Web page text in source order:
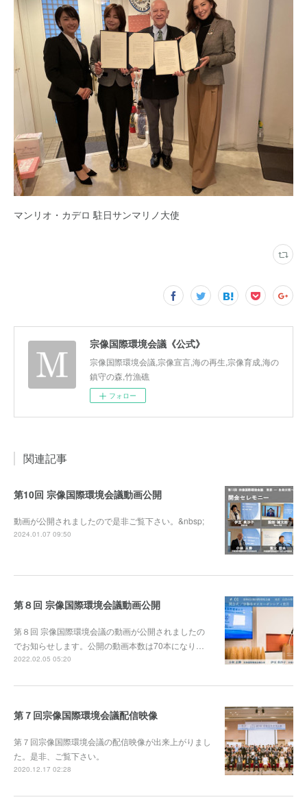
マンリオ・カデロ 駐日サンマリノ大使
宗像国際環境会議《公式》
宗像国際環境会議,宗像宣言,海の再生,宗像育成,海の
鎮守の森,竹漁礁
フォロー
関連記事
第10回 宗像国際環境会議動画公開
動画が公開されましたので是非ご覧下さい。&nbsp;
2024.01.07 09:50
第８回 宗像国際環境会議動画公開
第８回 宗像国際環境会議の動画が公開されましたの
でお知らせします。公開の動画本数は70本になり…
2022.02.05 05:20
第７回宗像国際環境会議配信映像
第７回宗像国際環境会議の配信映像が出来上がりまし
た。是非、ご覧下さい。
2020.12.17 02:28